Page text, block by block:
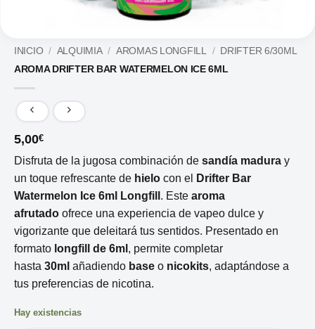
INICIO / ALQUIMIA / AROMAS LONGFILL / DRIFTER 6/30ML
AROMA DRIFTER BAR WATERMELON ICE 6ML
5,00€
Disfruta de la jugosa combinación de sandía madura y
un toque refrescante de hielo con el
Drifter Bar
Watermelon Ice 6ml Longfill . Este aroma
afrutado ofrece una experiencia de vapeo dulce y
vigorizante que deleitará tus sentidos. Presentado en
formato longfill de 6ml , permite completar
hasta 30ml añadiendo base o nicokits, adaptándose a
tus preferencias de nicotina.
Hay existencias